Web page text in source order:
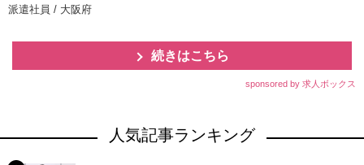
派遣社員 / 大阪府
続きはこちら
sponsored by 求人ボックス
人気記事ランキング